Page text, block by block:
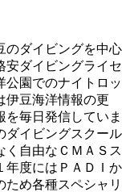
のダイビングを中心
安ダイビングライセ
公園でのナイトロッ
伊豆海洋情報の更
毎日発信していま
ダイビングスクール
く自由なＣＭＡＳス
年度にはＰＡＤＩか
め各種スペシャリ